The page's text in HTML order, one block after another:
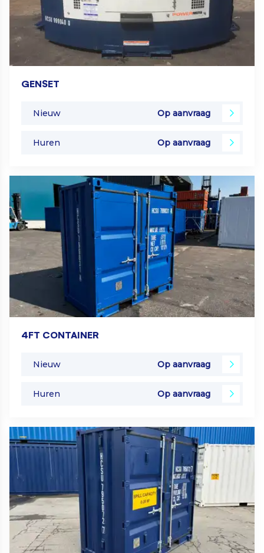
GENSET
Nieuw Op aanvraag
Huren Op aanvraag
4FT CONTAINER
Nieuw Op aanvraag
Huren Op aanvraag